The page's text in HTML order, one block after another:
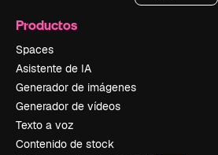
Productos
Spaces
Asistente de IA
Generador de imágenes
Generador de vídeos
Texto a voz
Contenido de stock